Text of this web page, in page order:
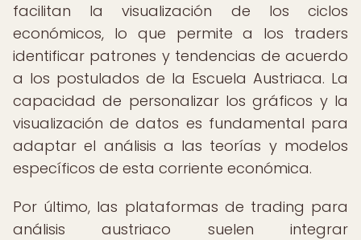
facilitan la visualización de los ciclos
económicos, lo que permite a los traders
identificar patrones y tendencias de acuerdo
a los postulados de la Escuela Austriaca. La
capacidad de personalizar los gráficos y la
visualización de datos es fundamental para
adaptar el análisis a las teorías y modelos
específicos de esta corriente económica.
Por último, las plataformas de trading para
análisis austriaco suelen integrar